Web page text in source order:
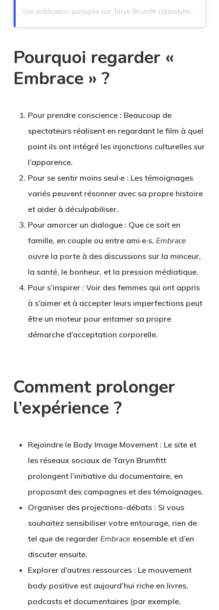
Une publication partagée par Taryn Brumfitt (@bodyimagemovement)
Pourquoi regarder «
Embrace » ?
Pour prendre conscience: Beaucoup de
spectateurs réalisent en regardant le film à quel
point ils ont intégré les injonctions culturelles sur
l’apparence.
Pour se sentir moins seul·e: Les témoignages
variés peuvent résonner avec sa propre histoire
et aider à déculpabiliser.
Pour amorcer un dialogue: Que ce soit en
famille, en couple ou entre ami·e·s, Embrace
ouvre la porte à des discussions sur la minceur,
la santé, le bonheur, et la pression médiatique.
Pour s’inspirer: Voir des femmes qui ont appris
à s’aimer et à accepter leurs imperfections peut
être un moteur pour entamer sa propre
démarche d’acceptation corporelle.
Comment prolonger
l’expérience ?
Rejoindre le Body Image Movement: Le site et
les réseaux sociaux de Taryn Brumfitt
prolongent l’initiative du documentaire, en
proposant des campagnes et des témoignages.
Organiser des projections-débats: Si vous
souhaitez sensibiliser votre entourage, rien de
tel que de regarder Embrace ensemble et d’en
discuter ensuite.
Explorer d’autres ressources: Le mouvement
body positive est aujourd’hui riche en livres,
podcasts et documentaires (par exemple,